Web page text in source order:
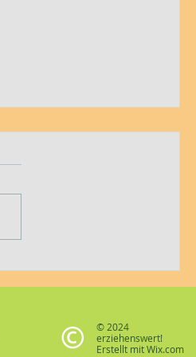
© 2024
erziehenswert!
Erstellt mitWix.com